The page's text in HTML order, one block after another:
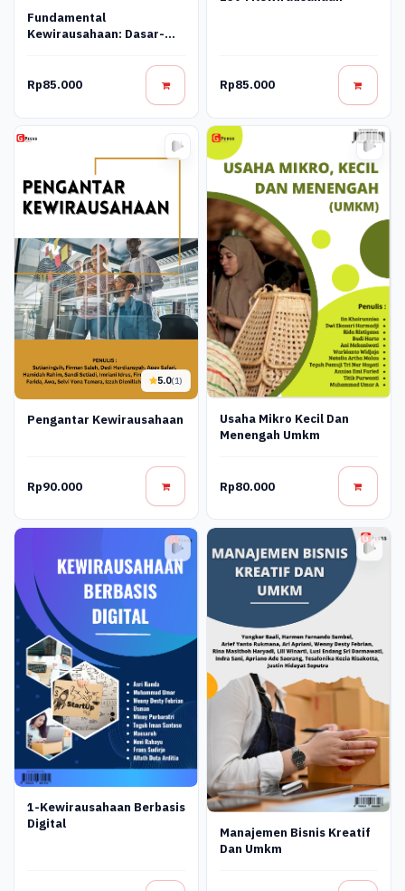
Fundamental
Kewirausahaan: Dasar-
Rp85.000
Rp85.000
5.0(1)
Pengantar Kewirausahaan
Rp90.000
Usaha Mikro Kecil Dan
Menengah Umkm
Rp80.000
1-Kewirausahaan Berbasis
Digital
Manajemen Bisnis Kreatif
Dan Umkm